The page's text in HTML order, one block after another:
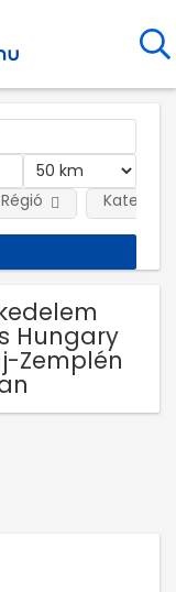
Hungary
Zemplén